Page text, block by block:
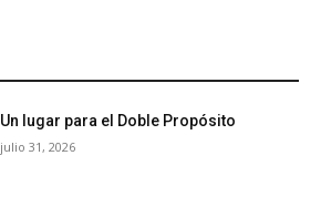
Un lugar para el Doble Propósito
julio 31, 2026